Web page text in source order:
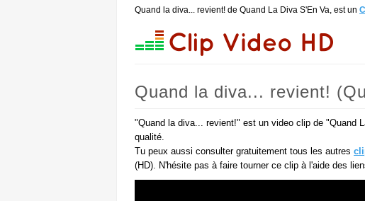
Quand la diva... revient! de Quand La Diva S'En Va, est un
Quand la diva... revient!
"Quand la diva... revient!" est un video clip de "Quand
qualité.
Tu peux aussi consulter gratuitement tous les autres
(HD). N'hésite pas à faire tourner ce clip à l'aide des